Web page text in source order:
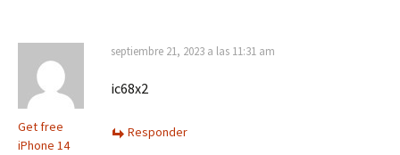
Get free
iPhone 14
septiembre 21, 2023 a las 11:31 am
ic68x2
Responder